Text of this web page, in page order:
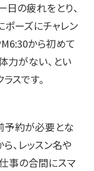
の疲れをとり、
ーズにチャレン
から初めて
力がない、とい
スです。
予約が必要とな
、レッスン名や
事の合間にスマ